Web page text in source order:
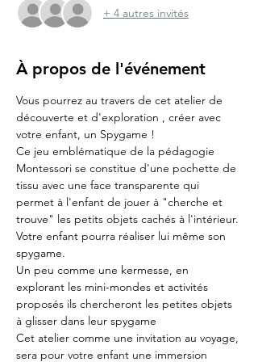
+ 4 autres invités
À propos de l'événement
Vous pourrez au travers de cet atelier de
découverte et d'exploration , créer avec
votre enfant, un Spygame !
Ce jeu emblématique de la pédagogie
Montessori se constitue d'une pochette de
tissu avec une face transparente qui
permet à l'enfant de jouer à "cherche et
trouve" les petits objets cachés à l'intérieur.
Votre enfant pourra réaliser lui même son
spygame.
Un peu comme une kermesse, en
explorant les mini-mondes et activités
proposés ils chercheront les petites objets
à glisser dans leur spygame
Cet atelier comme une invitation au voyage,
sera pour votre enfant une immersion